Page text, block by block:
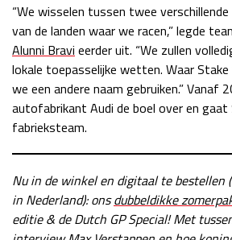
“We wisselen tussen twee
van de landen waar we racen,” legde
Alunni Bravi eerder uit. “We zullen
lokale toepasselijke wetten. Waar Stake
we een andere naam gebruiken.” Vanaf
autofabrikant Audi de boel over en gaat
fabrieksteam.
Nu in de winkel en digitaal te bestellen
in Nederland): onsdubbeldikke
editie & de Dutch GP Special! Met